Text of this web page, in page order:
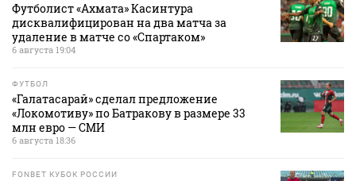
Футболист «Ахмата» Касинтура
дисквалифицирован на два матча за
удаление в матче со «Спартаком»
6 августа 19:04
ФУТБОЛ
«Галатасарай» сделал предложение
«Локомотиву» по Батракову в размере 33
млн евро — СМИ
6 августа 18:36
FONBET КУБОК РОССИИ